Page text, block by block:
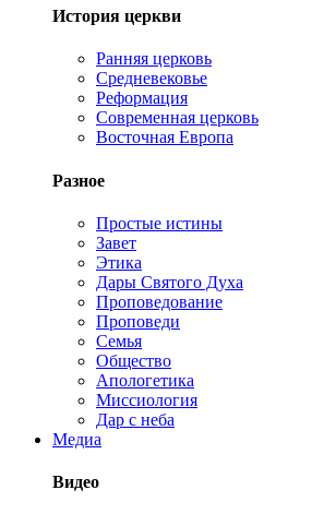
История церкви
Ранняя церковь
Средневековье
Реформация
Современная церковь
Восточная Европа
Разное
Простые истины
Завет
Этика
Дары Святого Духа
Проповедование
Проповеди
Семья
Общество
Апологетика
Миссиология
Дар с неба
Медиа
Видео